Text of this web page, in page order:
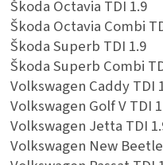
Škoda Octavia TDI 1.9
Škoda Octavia Combi
Škoda Superb TDI 1.9
Škoda Superb Combi
Volkswagen Caddy TDI
Volkswagen Golf V TDI
Volkswagen Jetta TDI
Volkswagen New